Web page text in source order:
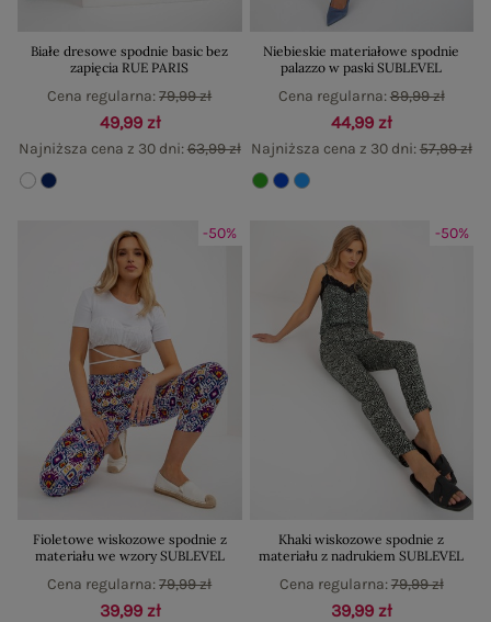
Białe dresowe spodnie basic bez
zapięcia RUE PARIS
49,99 zł
Najniższa cena z 30 dni:63,99 zł
Cena regularna:79,99 zł
Niebieskie materiałowe spodnie
palazzo w paski SUBLEVEL
44,99 zł
Najniższa cena z 30 dni:57,99 zł
Cena regularna:89,99 zł
-50%
Fioletowe wiskozowe spodnie z
materiału we wzory SUBLEVEL
39,99 zł
Cena regularna:79,99 zł
-50%
Khaki wiskozowe spodnie z
materiału z nadrukiem SUBLEVEL
39,99 zł
Cena regularna:79,99 zł